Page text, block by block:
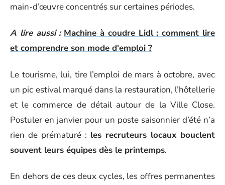
main-d’œuvre concentrés sur certaines périodes.
A lire aussi : Machine à coudre Lidl : comment lire
et comprendre son mode d'emploi ?
Le tourisme, lui, tire l’emploi de mars à octobre, avec
un pic estival marqué dans la restauration, l’hôtellerie
et le commerce de détail autour de la Ville Close.
Postuler en janvier pour un poste saisonnier d’été n’a
rien de prématuré : les recruteurs locaux bouclent
souvent leurs équipes dès le printemps.
En dehors de ces deux cycles, les offres permanentes